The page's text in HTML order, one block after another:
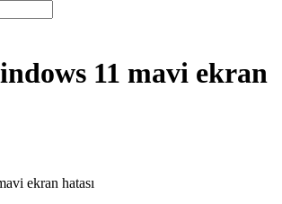
11 mavi ekran
ekran hatası